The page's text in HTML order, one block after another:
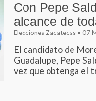
Con Pepe
alcance de
Elecciones Zacatecas • 07
El candidato de
Guadalupe, Pepe
vez que obtenga el